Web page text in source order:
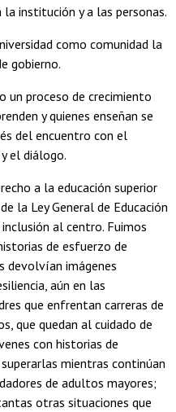
institución y a las personas.
como comunidad la
gobierno.
un proceso de crecimiento
y quienes enseñan se
del encuentro con el
el diálogo.
a la educación superior
la Ley General de Educación
al centro. Fuimos
de esfuerzo de
devolvían imágenes
aún en las
que enfrentan carreras de
que quedan al cuidado de
con historias de
mientras continúan
de adultos mayores;
otras situaciones que